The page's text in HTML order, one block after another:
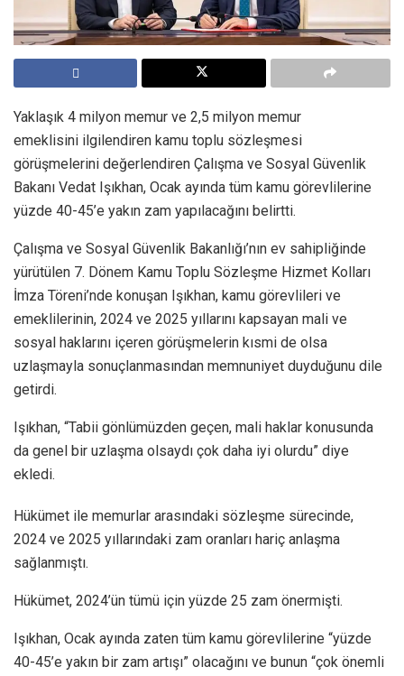
Yaklaşık 4 milyon memur ve 2,5 milyon memur
emeklisini ilgilendiren kamu toplu sözleşmesi
görüşmelerini değerlendiren Çalışma ve Sosyal Güvenlik
Bakanı Vedat Işıkhan, Ocak ayında tüm kamu görevlilerine
yüzde 40-45’e yakın zam yapılacağını belirtti.
Çalışma ve Sosyal Güvenlik Bakanlığı’nın ev sahipliğinde
yürütülen 7. Dönem Kamu Toplu Sözleşme Hizmet Kolları
İmza Töreni’nde konuşan Işıkhan, kamu görevlileri ve
emeklilerinin, 2024 ve 2025 yıllarını kapsayan mali ve
sosyal haklarını içeren görüşmelerin kısmi de olsa
uzlaşmayla sonuçlanmasından memnuniyet duyduğunu dile
getirdi.
Işıkhan, “Tabii gönlümüzden geçen, mali haklar konusunda
da genel bir uzlaşma olsaydı çok daha iyi olurdu” diye
ekledi.
Hükümet ile memurlar arasındaki sözleşme sürecinde,
2024 ve 2025 yıllarındaki zam oranları hariç anlaşma
sağlanmıştı.
Hükümet, 2024’ün tümü için yüzde 25 zam önermişti.
Işıkhan, Ocak ayında zaten tüm kamu görevlilerine “yüzde
40-45’e yakın bir zam artışı” olacağını ve bunun “çok önemli